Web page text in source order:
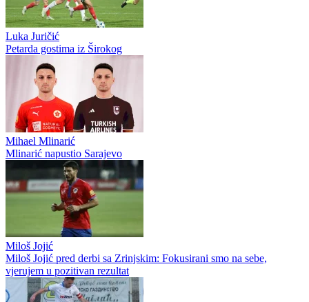
Selmir Pidro
Zvanično: Selmir Pidro ponovo obukao bordo dres, Sarajevo
ozvaničilo veliki povratak
Said Husejinović
Said Husejinović završio poglavlje u Slobodi: Legenda tuzlanskog
kluba napustila Tušanj